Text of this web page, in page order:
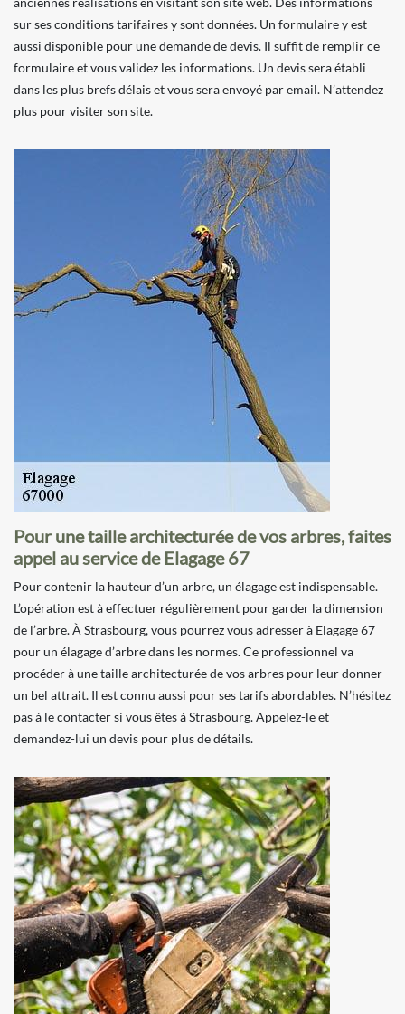
sur ses conditions tarifaires y sont données. Un formulaire y est
aussi disponible pour une demande de devis. Il suffit de remplir ce
formulaire et vous validez les informations. Un devis sera établi
dans les plus brefs délais et vous sera envoyé par email. N’attendez
plus pour visiter son site.
Pour une taille architecturée de vos arbres, faites
appel au service de Elagage 67
Pour contenir la hauteur d’un arbre, un élagage est indispensable.
L’opération est à effectuer régulièrement pour garder la dimension
de l’arbre. À Strasbourg, vous pourrez vous adresser à Elagage 67
pour un élagage d’arbre dans les normes. Ce professionnel va
procéder à une taille architecturée de vos arbres pour leur donner
un bel attrait. Il est connu aussi pour ses tarifs abordables. N’hésitez
pas à le contacter si vous êtes à Strasbourg. Appelez-le et
demandez-lui un devis pour plus de détails.